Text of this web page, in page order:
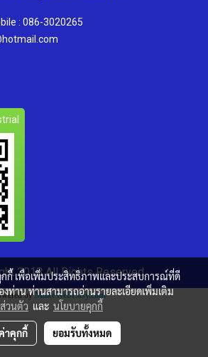
: 086-3020265
2018 All Rights Reserved
byMakeWebEasy.com
กกี้ เพื่อเพิ่มประสิทธิภาพและประสบการณ์ที่ดี
งท่าน ท่านสามารถอ่านรายละเอียดเพิ่มเติม
วนตัว และ นโยบายคุกกี้
าคุกกี้ ยอมรับทั้งหมด